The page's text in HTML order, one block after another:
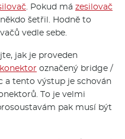
. Pokud má zesilovač
šetřil. Hodně to
vedle sebe.
jak je proveden
konektor označený bridge /
a tento výstup je schován
To je velmi
pak musí být